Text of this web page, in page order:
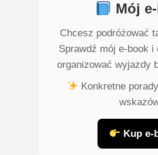
Mój
Chcesz podróżować
Sprawdź mój e-book
organizować wyjazdy
Konkretne
Kup e-